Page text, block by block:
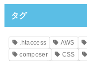
タグ
.htaccess AWS
composer
CSS